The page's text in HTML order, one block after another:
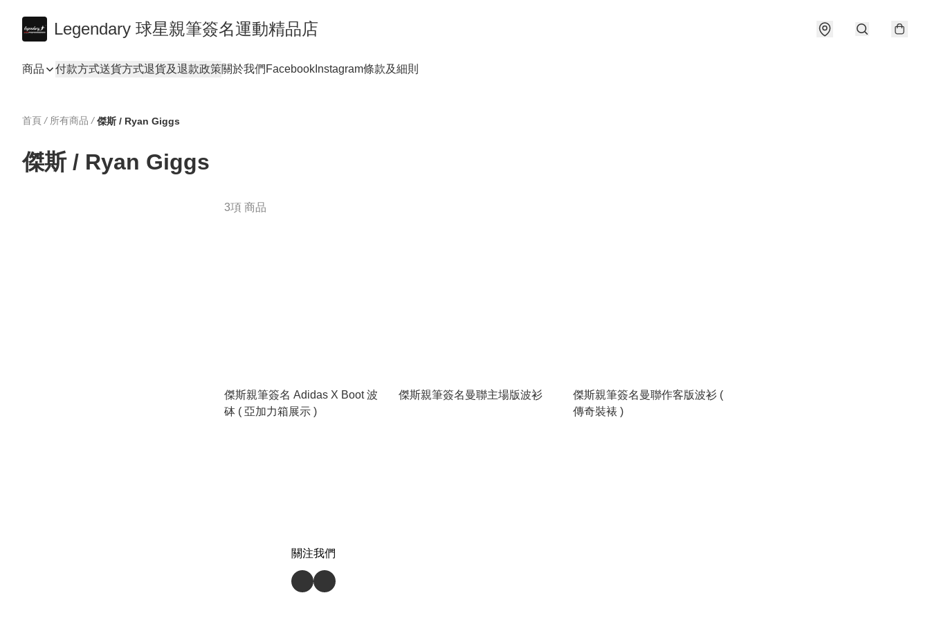
Legendary 球星親筆簽名運動精品店
商品 付款方式送貨方式退貨及退款政策關於我們 Facebook Instagram條款及細則
首頁 / 所有商品 / 傑斯 / Ryan Giggs
傑斯 / Ryan Giggs
3項 商品
傑斯親筆簽名 Adidas X Boot 波
砵 ( 亞加力箱展示 )
傑斯親筆簽名曼聯主場版波衫
傑斯親筆簽名曼聯作客版波衫 (
傳奇裝裱 )
關注我們